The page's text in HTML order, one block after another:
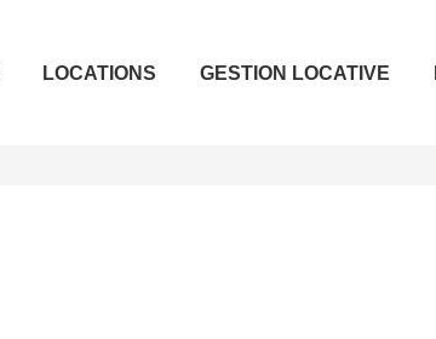
LOCATIONS GESTION LOCATIVE